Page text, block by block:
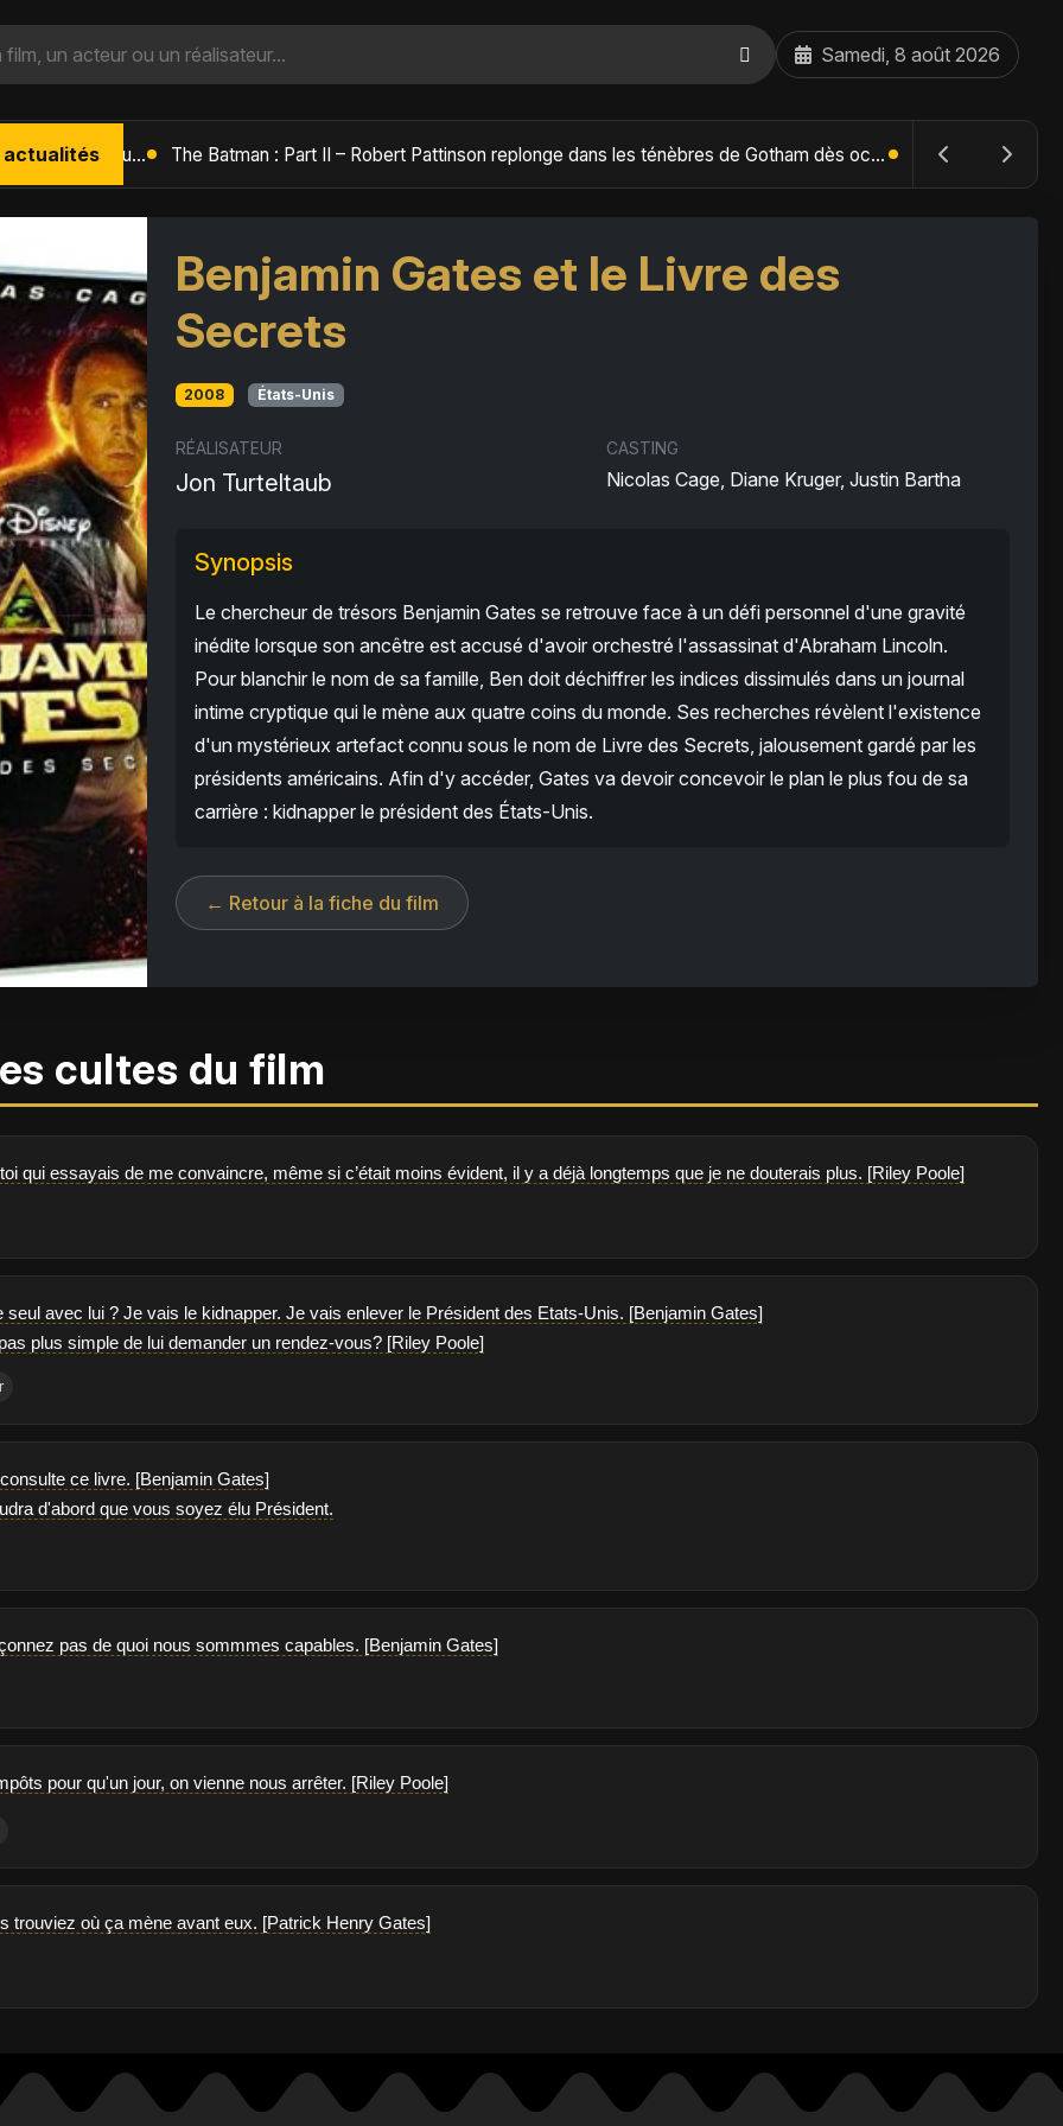
Samedi, 8 août 2026
actualités L'Âge de Glace : Le Réveil du Volcan – Manny, Sid et Diego de retour pour une aventure explosive The Batman : Part II – Robert Pattinson replonge dans les ténèbres de Gotham dès octobre 2027
Benjamin Gates et le Livre des
Secrets
2008 États-Unis
RÉALISATEUR
Jon Turteltaub
CASTING
Nicolas Cage, Diane Kruger, Justin Bartha
Synopsis
Le chercheur de trésors Benjamin Gates se retrouve face à un défi personnel d'une gravité
inédite lorsque son ancêtre est accusé d'avoir orchestré l'assassinat d'Abraham Lincoln.
Pour blanchir le nom de sa famille, Ben doit déchiffrer les indices dissimulés dans un journal
intime cryptique qui le mène aux quatre coins du monde. Ses recherches révèlent l'existence
d'un mystérieux artefact connu sous le nom de Livre des Secrets, jalousement gardé par les
présidents américains. Afin d'y accéder, Gates va devoir concevoir le plan le plus fou de sa
carrière : kidnapper le président des États-Unis.
← Retour à la fiche du film
cultes du film
toi qui essayais de me convaincre, même si c’était moins évident, il y a déjà longtemps que je ne douterais plus. [Riley Poole]
seul avec lui ? Je vais le kidnapper. Je vais enlever le Président des Etats-Unis. [Benjamin Gates]
plus simple de lui demander un rendez-vous? [Riley Poole]
ce livre. [Benjamin Gates]
d'abord que vous soyez élu Président.
pas de quoi nous sommmes capables. [Benjamin Gates]
pour qu'un jour, on vienne nous arrêter. [Riley Poole]
trouviez où ça mène avant eux. [Patrick Henry Gates]